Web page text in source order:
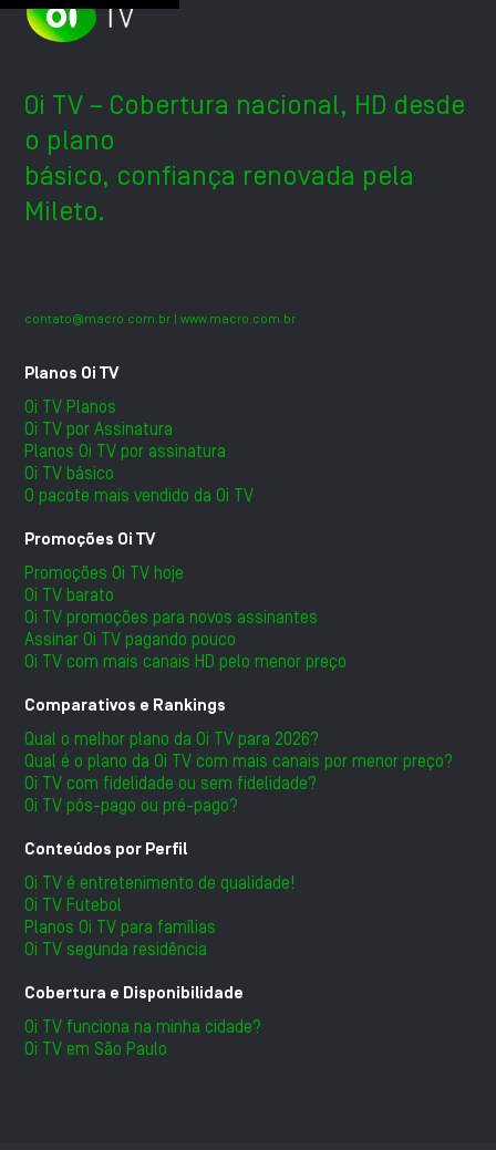
Oi TV – Cobertura nacional, HD desde
o plano
básico, confiança renovada pela
Mileto.
contato@macro.com.br | www.macro.com.br
Planos Oi TV
Oi TV Planos
Oi TV por Assinatura
Planos Oi TV por assinatura
Oi TV básico
O pacote mais vendido da Oi TV
Promoções Oi TV
Promoções Oi TV hoje
Oi TV barato
Oi TV promoções para novos assinantes
Assinar Oi TV pagando pouco
Oi TV com mais canais HD pelo menor preço
Comparativos e Rankings
Qual o melhor plano da Oi TV para 2026?
Qual é o plano da Oi TV com mais canais por menor preço?
Oi TV com fidelidade ou sem fidelidade?
Oi TV pós-pago ou pré-pago?
Conteúdos por Perfil
Oi TV é entretenimento de qualidade!
Oi TV Futebol
Planos Oi TV para famílias
Oi TV segunda residência
Cobertura e Disponibilidade
Oi TV funciona na minha cidade?
Oi TV em São Paulo